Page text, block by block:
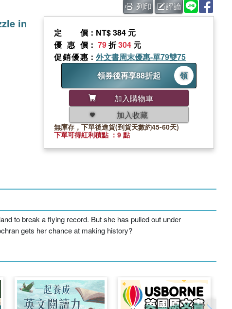
列印 評論
in
定價 ：NT$ 384 元
優惠價 ： 79折304 元
促銷優惠 ： 外文書周末優惠-單79雙75
領券後再享88折起
領
加入購物車
加入收藏
無庫存，下單後進貨(到貨天數約45-60天)
下單可得紅利積點 ：9 點
to break a flying record. But she has pulled out under
gets her chance at making history?